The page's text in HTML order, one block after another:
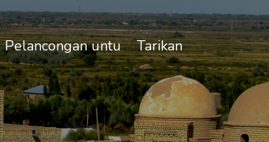
Pelancongan untuk semua
Tarikan